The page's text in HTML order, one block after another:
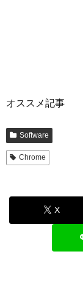
オススメ記事
Software
Chrome
X